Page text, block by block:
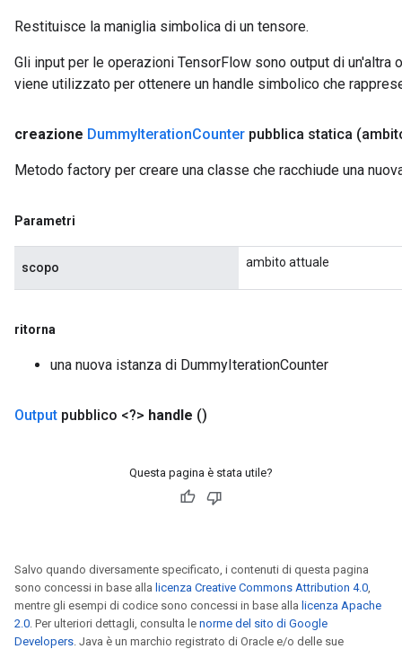
Restituisce la maniglia simbolica di un tensore.
Gli input per le operazioni TensorFlow sono output di un'altra
viene utilizzato per ottenere un handle simbolico che
creazione DummyIterationCounter pubblica statica
Metodo factory per creare una classe che racchiude una
Parametri
scopo ambito attuale
ritorna
una nuova istanza di DummyIterationCounter
Output pubblico <?> handle ()
Questa pagina è stata utile?
Salvo quando diversamente specificato, i contenuti di questa pagina
sono concessi in base alla licenza Creative Commons Attribution 4.0,
mentre gli esempi di codice sono concessi in base alla licenza Apache
2.0. Per ulteriori dettagli, consulta le norme del sito di Google
Developers. Java è un marchio registrato di Oracle e/o delle sue